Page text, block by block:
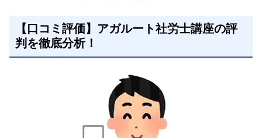
【口コミ評価】アガルート社労士講座の評
判を徹底分析！